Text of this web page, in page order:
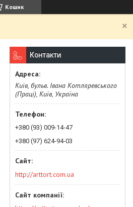
Кошик
Контакти
Київ, бульв. Івана Котляревського
(Праці), Київ, Україна
+380 (93) 009-14-47
+380 (97) 624-94-03
http://arttort.com.ua